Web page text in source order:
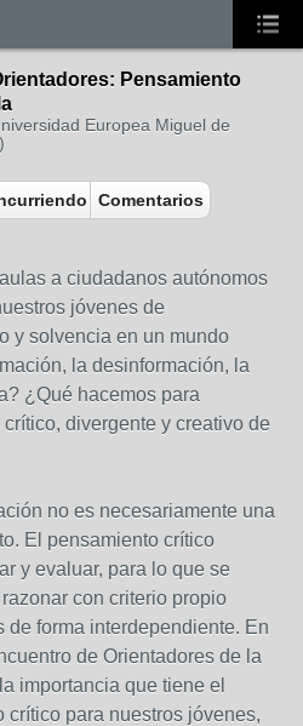
Pensamiento
Europea Miguel de
Comentarios
a ciudadanos autónomos
jóvenes de
y solvencia en un mundo
la desinformación, la
¿Qué hacemos para
divergente y creativo de
no es necesariamente una
El pensamiento crítico
y evaluar, para lo que se
con criterio propio
forma interdependiente. En
de Orientadores de la
importancia que tiene el
para nuestros jóvenes,